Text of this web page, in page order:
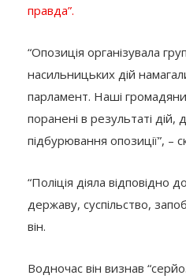
правда”.
“Опозиція організувала
насильницьких дій
парламент. Наші громадяни
поранені в результаті дій,
підбурювання опозиції”, –
“Поліція діяла відповідно
державу, суспільство,
він.
Водночас він визнав